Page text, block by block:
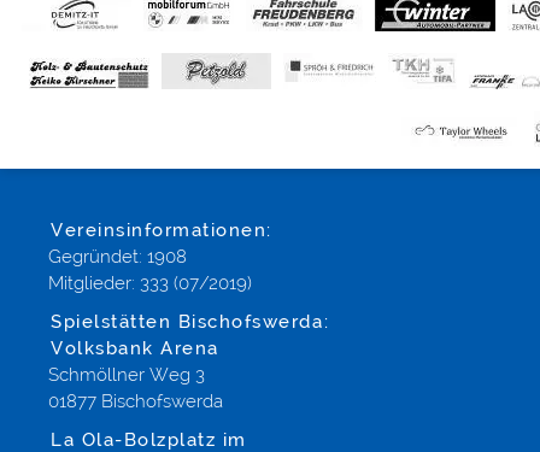
Vereinsinformationen:
Gegründet: 1908
Mitglieder: 333 (07/2019)
Spielstätten Bischofswerda:
Volksbank Arena
Schmöllner Weg 3
01877 Bischofswerda
La Ola-Bolzplatz im